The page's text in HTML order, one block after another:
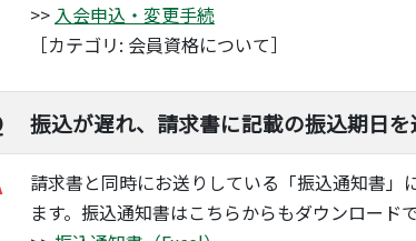
>> 入会申込・変更手続
［カテゴリ: 会員資格について］
振込が遅れ、請求書に記載の振込期日
請求書と同時にお送りしている「振込通知書
ます。振込通知書はこちらからもダウンロードで